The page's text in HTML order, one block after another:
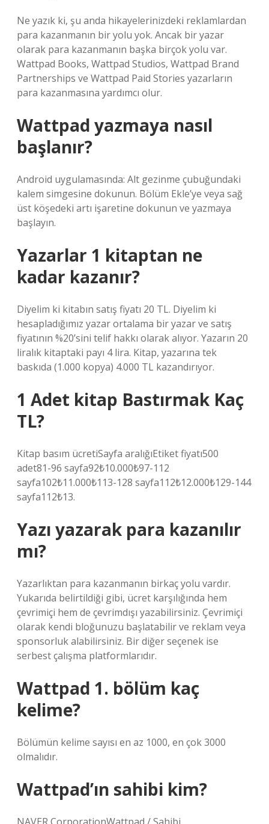
Ne yazık ki, şu anda hikayelerinizdeki reklamlardan
para kazanmanın bir yolu yok. Ancak bir yazar
olarak para kazanmanın başka birçok yolu var.
Wattpad Books, Wattpad Studios, Wattpad Brand
Partnerships ve Wattpad Paid Stories yazarların
para kazanmasına yardımcı olur.
Wattpad yazmaya nasıl
başlanır?
Android uygulamasında: Alt gezinme çubuğundaki
kalem simgesine dokunun. Bölüm Ekle’ye veya sağ
üst köşedeki artı işaretine dokunun ve yazmaya
başlayın.
Yazarlar 1 kitaptan ne
kadar kazanır?
Diyelim ki kitabın satış fiyatı 20 TL. Diyelim ki
hesapladığımız yazar ortalama bir yazar ve satış
fiyatının %20’sini telif hakkı olarak alıyor. Yazarın 20
liralık kitaptaki payı 4 lira. Kitap, yazarına tek
baskıda (1.000 kopya) 4.000 TL kazandırıyor.
1 Adet kitap Bastırmak Kaç
TL?
Kitap basım ücretiSayfa aralığıEtiket fiyatı500
adet81-96 sayfa92₺10.000₺97-112
sayfa102₺11.000₺113-128 sayfa112₺12.000₺129-144
sayfa112₺13.
Yazı yazarak para kazanılır
mı?
Yazarlıktan para kazanmanın birkaç yolu vardır.
Yukarıda belirtildiği gibi, ücret karşılığında hem
çevrimiçi hem de çevrimdışı yazabilirsiniz. Çevrimiçi
olarak kendi bloğunuzu başlatabilir ve reklam veya
sponsorluk alabilirsiniz. Bir diğer seçenek ise
serbest çalışma platformlarıdır.
Wattpad 1. bölüm kaç
kelime?
Bölümün kelime sayısı en az 1000, en çok 3000
olmalıdır.
Wattpad’ın sahibi kim?